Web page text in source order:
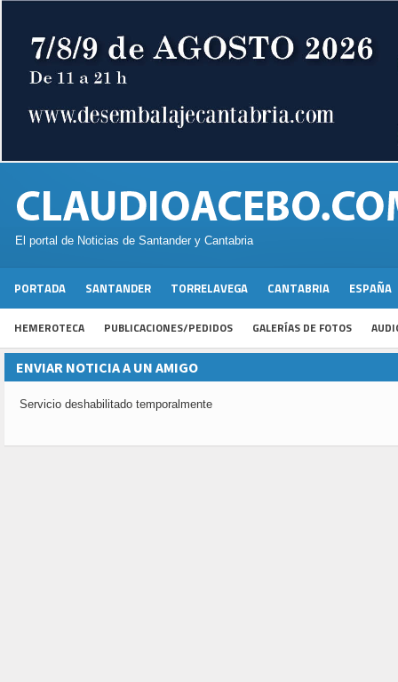
El portal de Noticias de Santander y Cantabria
PORTADA SANTANDER TORRELAVEGA CANTABRIA ESPAÑA
HEMEROTECA PUBLICACIONES/PEDIDOS GALERÍAS DE FOTOS
ENVIAR NOTICIA A UN AMIGO
Servicio deshabilitado temporalmente